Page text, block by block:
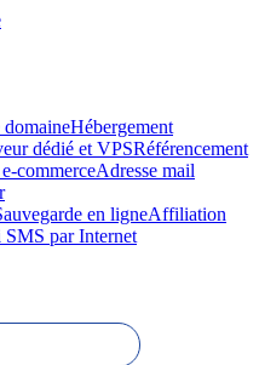
Hébergement
dédié et VPSRéférencement
commerceAdresse mail
en ligneAffiliation
par Internet